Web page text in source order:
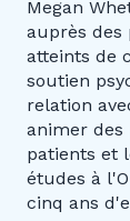
Megan
auprès des
atteints de
soutien
relation
animer des
patients et
études à
cinq ans